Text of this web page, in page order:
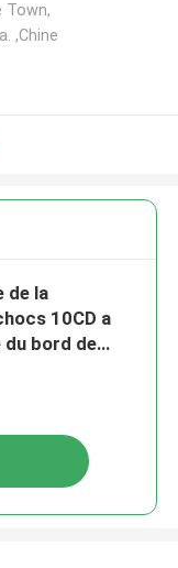
Town,
,Chine
de la
10CD a
du bord de